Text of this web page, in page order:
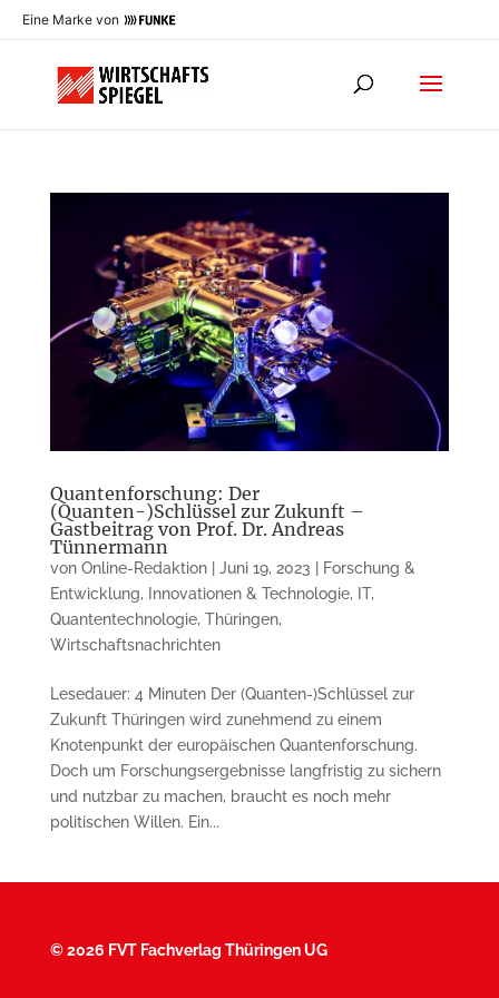
Eine Marke von
Quantenforschung: Der
(Quanten-)Schlüssel zur Zukunft –
Gastbeitrag von Prof. Dr. Andreas
Tünnermann
von Online-Redaktion| Juni 19, 2023
Forschung &
Entwicklung, Innovationen & Technologie, IT,
Quantentechnologie, Thüringen,
Wirtschaftsnachrichten
Lesedauer: 4 Minuten Der (Quanten-)Schlüssel zur
Zukunft Thüringen wird zunehmend zu einem
Knotenpunkt der euro­pä­ischen Quantenforschung.
Doch um Forschungser­geb­nisse langfristig zu sichern
und nutzbar zu machen, braucht es noch mehr
politischen Willen. Ein...
©2026 FVT Fachverlag Thüringen UG